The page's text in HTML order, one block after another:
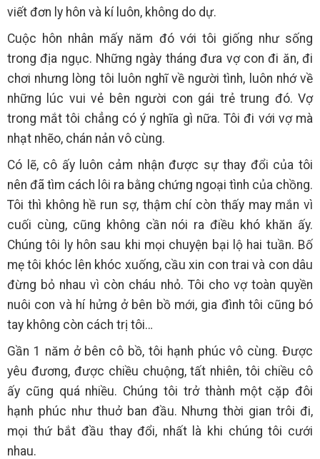
viết đơn ly hôn và kí luôn, không do dự.
Cuộc hôn nhân mấy năm đó với tôi giống như sống
trong địa ngục. Những ngày tháng đưa vợ con đi ăn, đi
chơi nhưng lòng tôi luôn nghĩ về người tình, luôn nhớ về
những lúc vui vẻ bên người con gái trẻ trung đó. Vợ
trong mắt tôi chẳng có ý nghĩa gì nữa. Tôi đi với vợ mà
nhạt nhẽo, chán nản vô cùng.
Có lẽ, cô ấy luôn cảm nhận được sự thay đổi của tôi
nên đã tìm cách lôi ra bằng chứng ngoại tình của chồng.
Tôi thì không hề run sợ, thậm chí còn thấy may mắn vì
cuối cùng, cũng không cần nói ra điều khó khăn ấy.
Chúng tôi ly hôn sau khi mọi chuyện bại lộ hai tuần. Bố
mẹ tôi khóc lên khóc xuống, cầu xin con trai và con dâu
đừng bỏ nhau vì còn cháu nhỏ. Tôi cho vợ toàn quyền
nuôi con và hí hửng ở bên bồ mới, gia đình tôi cũng bó
tay không còn cách trị tôi…
Gần 1 năm ở bên cô bồ, tôi hạnh phúc vô cùng. Được
yêu đương, được chiều chuộng, tất nhiên, tôi chiều cô
ấy cũng quá nhiều. Chúng tôi trở thành một cặp đôi
hạnh phúc như thuở ban đầu. Nhưng thời gian trôi đi,
mọi thứ bắt đầu thay đổi, nhất là khi chúng tôi cưới
nhau.